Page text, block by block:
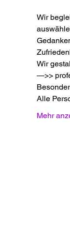
Wir
Wir
—>>
Alle
Mehr